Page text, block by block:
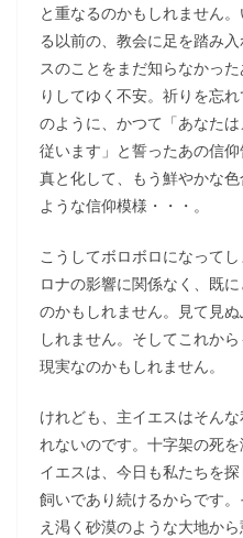
と重なるのかもしれません
る以前の、教会に足を踏み
スのことをまだ知らなかっ
りしてゆく不安。祈りを忘
のように、かつて「あなた
従います」と誓ったあの信
真と化して、もう鮮やかな
ような信仰模様・・・。
こうしてボロボロになって
ロナの影響に関係なく、既
のかもしれません。見て見
しれません。そしてこれか
現実なのかもしれません。
けれども、主イエスはそん
れないのです。十字架の死
イエスは、今日も私たちを
飼いであり続けるからです
え渇く砂漠のような大地か